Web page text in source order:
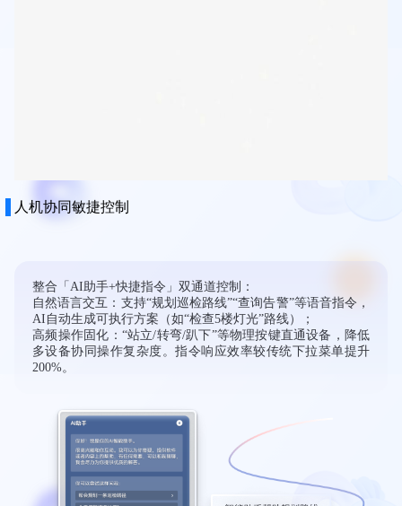
人机协同敏捷控制​
整合「AI助手+快捷指令」双通道控制：
自然语言交互​：支持“规划巡检路线”“查询告警”等语音指令，
AI自动生成可执行方案（如“检查5楼灯光”路线）；
​高频操作固化​：“站立/转弯/趴下”等物理按键直通设备，降低
多设备协同操作复杂度。指令响应效率较传统下拉菜单提升
200%。